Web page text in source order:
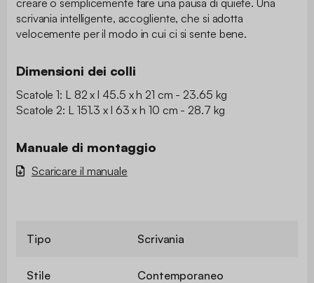
scrivania intelligente, accogliente, che si adotta
velocemente per il modo in cui ci si sente bene.
Dimensioni dei colli
Scatole 1: L 82 x l 45.5 x h 21 cm - 23.65 kg
Scatole 2: L 151.3 x l 63 x h 10 cm - 28.7 kg
Manuale di montaggio
Scaricare il manuale
Tipo Scrivania
Stile Contemporaneo